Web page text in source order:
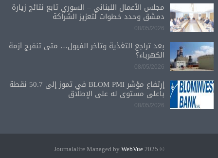
مجلس الأعمال اللبناني – السوري تابع نتائج زيارة
دمشق وحدد خطوات لتعزيز الشراكة
08/05/2026
بعد تراجع التغذية وتأخر الفيول… متى تنفرج أزمة
الكهرباء؟
08/05/2026
إرتفاع مؤشر BLOM PMI في تموز إلى 50.7 نقطة
بأعلى مستوى له على الإطلاق
08/05/2026
© 2025 Journalalire Managed by
WebVue